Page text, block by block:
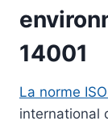
14001
La norme
international